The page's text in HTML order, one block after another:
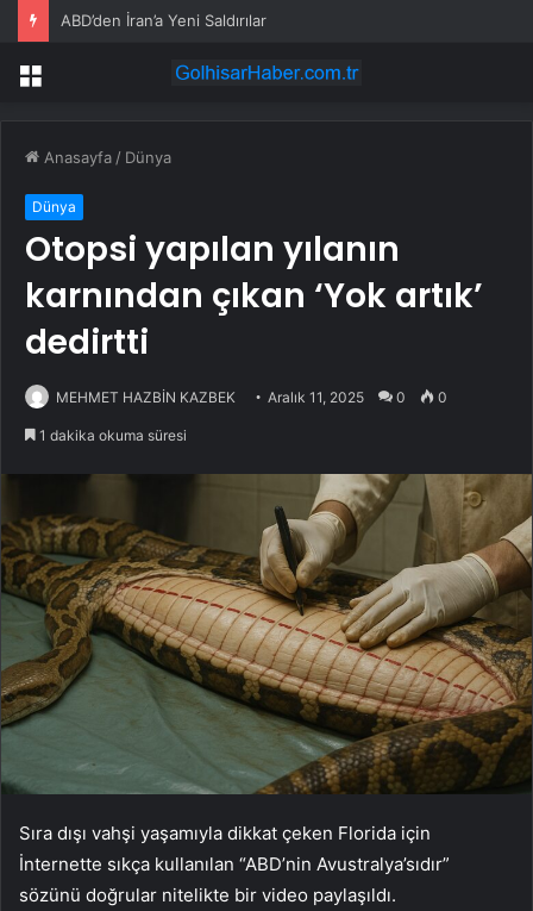
ABD’den İran’a Yeni Saldırılar
Menü
Anasayfa / Dünya
Dünya
Otopsi yapılan yılanın
karnından çıkan ‘Yok artık’
dedirtti
MEHMET HAZBİN KAZBEK Aralık 11, 2025 0 0
1 dakika okuma süresi
Sıra dışı vahşi yaşamıyla dikkat çeken Florida için
İnternette sıkça kullanılan “ABD’nin Avustralya’sıdır”
sözünü doğrular nitelikte bir video paylaşıldı.